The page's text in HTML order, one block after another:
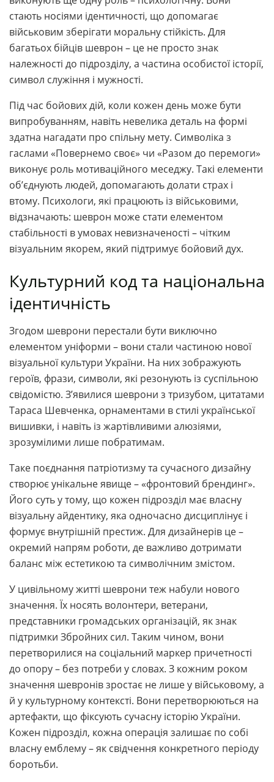
стають носіями ідентичності, що допомагає
військовим зберігати моральну стійкість. Для
багатьох бійців шеврон – це не просто знак
належності до підрозділу, а частина особистої історії,
символ служіння і мужності.
Під час бойових дій, коли кожен день може бути
випробуванням, навіть невелика деталь на формі
здатна нагадати про спільну мету. Символіка з
гаслами «Повернемо своє» чи «Разом до перемоги»
виконує роль мотиваційного меседжу. Такі елементи
об’єднують людей, допомагають долати страх і
втому. Психологи, які працюють із військовими,
відзначають: шеврон може стати елементом
стабільності в умовах невизначеності – чітким
візуальним якорем, який підтримує бойовий дух.
Культурний код та національна
ідентичність
Згодом шеврони перестали бути виключно
елементом уніформи – вони стали частиною нової
візуальної культури України. На них зображують
героїв, фрази, символи, які резонують із суспільною
свідомістю. З’явилися шеврони з тризубом, цитатами
Тараса Шевченка, орнаментами в стилі української
вишивки, і навіть із жартівливими алюзіями,
зрозумілими лише побратимам.
Таке поєднання патріотизму та сучасного дизайну
створює унікальне явище – «фронтовий брендинг».
Його суть у тому, що кожен підрозділ має власну
візуальну айдентику, яка одночасно дисциплінує і
формує внутрішній престиж. Для дизайнерів це –
окремий напрям роботи, де важливо дотримати
баланс між естетикою та символічним змістом.
У цивільному житті шеврони теж набули нового
значення. Їх носять волонтери, ветерани,
представники громадських організацій, як знак
підтримки Збройних сил. Таким чином, вони
перетворилися на соціальний маркер причетності
до опору – без потреби у словах. З кожним роком
значення шевронів зростає не лише у військовому, а
й у культурному контексті. Вони перетворюються на
артефакти, що фіксують сучасну історію України.
Кожен підрозділ, кожна операція залишає по собі
власну емблему – як свідчення конкретного періоду
боротьби.